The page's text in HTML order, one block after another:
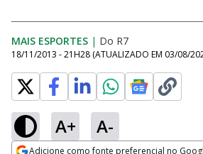
MAIS ESPORTES | Do R7
18/11/2013 - 21H28 (ATUALIZADO EM 03/08/
A+ A-
Adicione como fonte preferencial no